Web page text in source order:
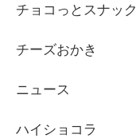
チョコっとスナック
チーズおかき
ニュース
ハイショコラ